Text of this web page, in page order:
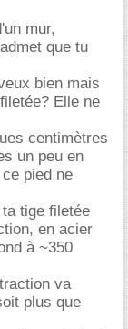
mur,
que tu
bien mais
Elle ne
centimètres
un peu en
pied ne
tige filetée
en acier
à ~350
va
plus que